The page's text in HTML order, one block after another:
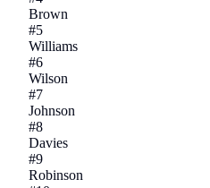
Brown
#5
Williams
#6
Wilson
#7
Johnson
#8
Davies
#9
Robinson